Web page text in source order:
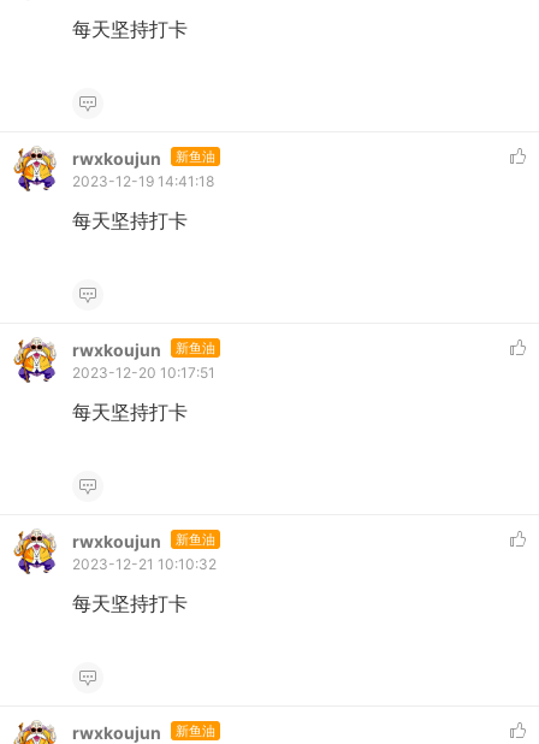
每天坚持打卡
rwxkoujun 新鱼油
2023-12-19 14:41:18
每天坚持打卡
rwxkoujun 新鱼油
2023-12-20 10:17:51
每天坚持打卡
rwxkoujun 新鱼油
2023-12-21 10:10:32
每天坚持打卡
rwxkoujun 新鱼油